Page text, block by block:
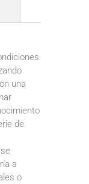
una
de
a
o